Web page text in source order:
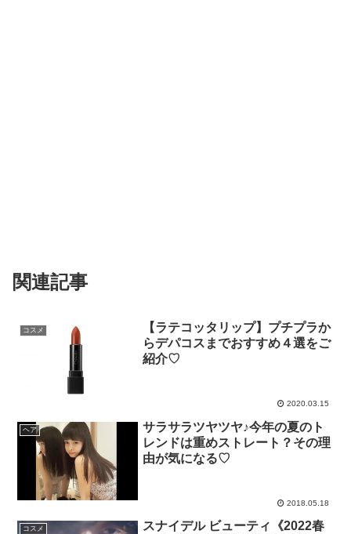
関連記事
コスメ
【ラテコッタリップ】プチプラか
らデパコスまでおすすめ４選をご
紹介♡
2020.03.15
ヘア
サラサラツヤツヤ♪今年の夏のト
レンドは重めストレート？その理
由が気になる♡
2018.05.18
コスメ
スナイデル ビューティ《2022春